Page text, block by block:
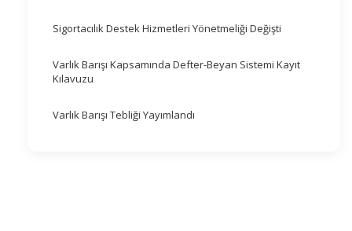
Sigortacılık Destek Hizmetleri Yönetmeliği Değişti
Varlık Barışı Kapsamında Defter-Beyan Sistemi Kayıt
Kılavuzu
Varlık Barışı Tebliği Yayımlandı